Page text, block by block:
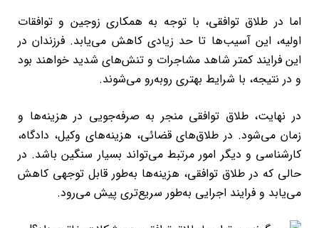
اما در طلاق توافقی، با توجه به همکاری زوجین و توافقات
اولیه، این آسیب‌ها تا حد زیادی کاهش می‌یابد. فرزندان در
این فرایند کمتر شاهد مشاجرات و تنش‌های شدید خواهند بود
و در نتیجه، با شرایط بهتری روبه‌رو می‌شوند.
در نهایت، طلاق توافقی منجر به صرفه‌جویی در هزینه‌ها و
زمان می‌شود. در طلاق‌های قضائی، هزینه‌های وکیل، دادگاه،
کارشناسی و دیگر امور مرتبط می‌تواند بسیار سنگین باشد. در
حالی که در طلاق توافقی، هزینه‌ها به‌طور قابل توجهی کاهش
می‌یابد و فرایند اجرایی به‌طور سریع‌تری پیش می‌رود.